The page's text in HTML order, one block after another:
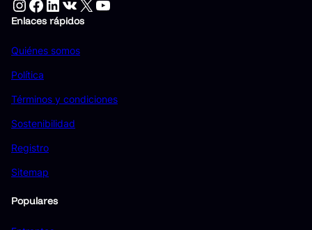
Instagram Facebook LinkedIn VK X YouTube
Enlaces rápidos
Quiénes somos
Política
Términos y condiciones
Sostenibilidad
Registro
Sitemap
Populares